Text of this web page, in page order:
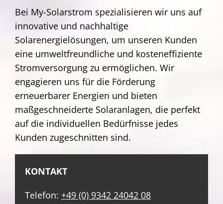
Angebot anfragen
Bei My-Solarstrom spezialisieren wir uns auf
innovative und nachhaltige
Solarenergielösungen, um unseren Kunden
eine umweltfreundliche und kosteneffiziente
Stromversorgung zu ermöglichen. Wir
engagieren uns für die Förderung
erneuerbarer Energien und bieten
maßgeschneiderte Solaranlagen, die perfekt
auf die individuellen Bedürfnisse jedes
Kunden zugeschnitten sind.
KONTAKT
Telefon: +49 (0) 9342 24042 08